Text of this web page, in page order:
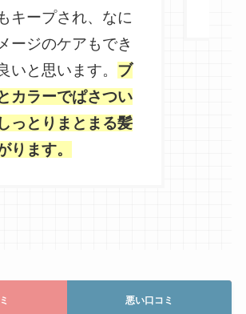
キープされ、なに
ージのケアもでき
いと思います。 ブ
カラーでぱさつい
っとりまとまる髪
ります。
悪い口コミ